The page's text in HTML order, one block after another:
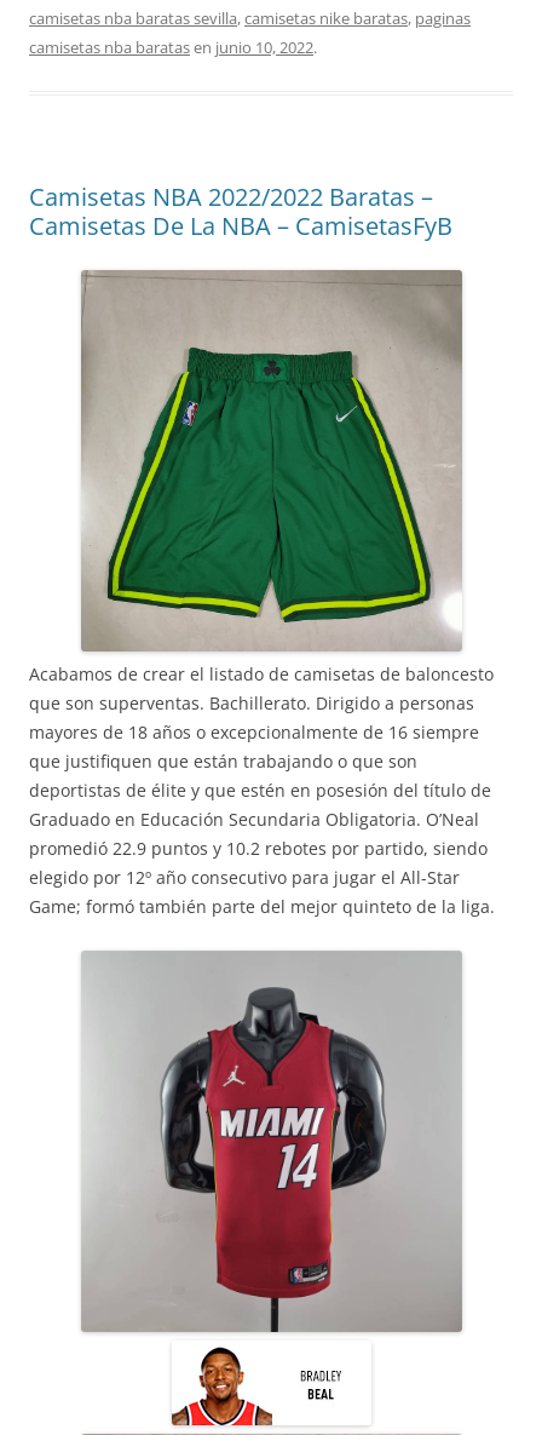
camisetas nba baratas sevilla,camisetas nike baratas, paginas
camisetas nba baratasen junio 10, 2022.
Camisetas NBA 2022/2022 Baratas –
Camisetas De La NBA – CamisetasFyB
Acabamos de crear el listado de camisetas de baloncesto
que son superventas. Bachillerato. Dirigido a personas
mayores de 18 años o excepcionalmente de 16 siempre
que justifiquen que están trabajando o que son
deportistas de élite y que estén en posesión del título de
Graduado en Educación Secundaria Obligatoria. O’Neal
promedió 22.9 puntos y 10.2 rebotes por partido, siendo
elegido por 12º año consecutivo para jugar el All-Star
Game; formó también parte del mejor quinteto de la liga.